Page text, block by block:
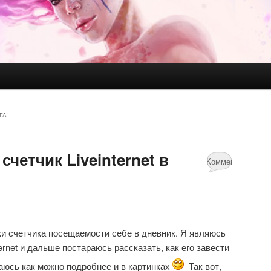
Liveinternet в
Комментариев
счетчика посещаемости себе в дневник. Я являюсь
и дальше постараюсь рассказать, как его завести
как можно подробнее и в картинках
Так вот,